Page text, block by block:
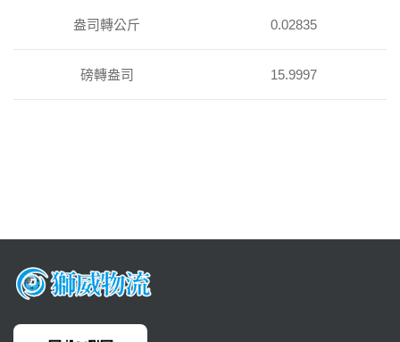
盎司轉公斤 0.02835
磅轉盎司 15.9997